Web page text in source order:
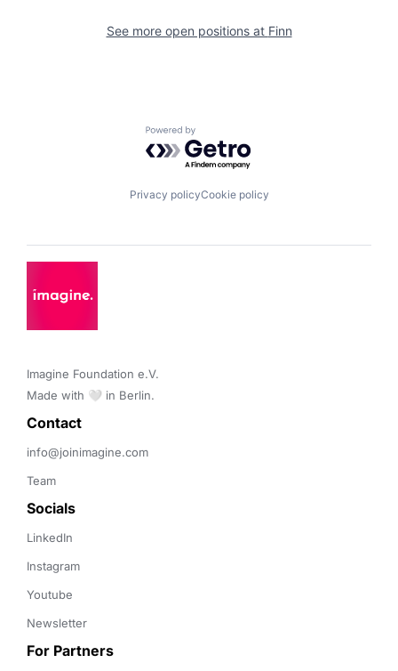
See more open positions at Finn
Powered by Getro.com
Privacy policyCookie policy
Imagine Foundation e.V.
Made with 🤍 in Berlin.
Contact
info@joinimagine.com
Team
Socials
LinkedIn
Instagram
Youtube
Newsletter
For Partners